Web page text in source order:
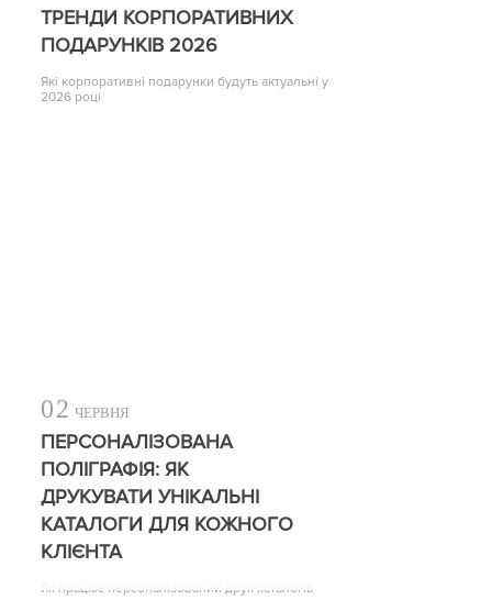
ТРЕНДИ КОРПОРАТИВНИХ
ПОДАРУНКІВ 2026
Які корпоративні подарунки будуть актуальні у
2026 році
02 ЧЕРВНЯ
ПЕРСОНАЛІЗОВАНА
ПОЛІГРАФІЯ: ЯК
ДРУКУВАТИ УНІКАЛЬНІ
КАТАЛОГИ ДЛЯ КОЖНОГО
КЛІЄНТА
Як працює персоналізований друк каталогів